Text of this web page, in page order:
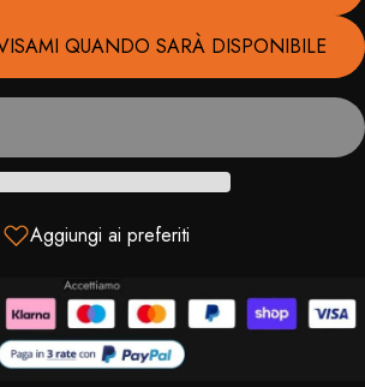
QUANDO SARÀ DISPONIBILE
Aggiungi ai preferiti